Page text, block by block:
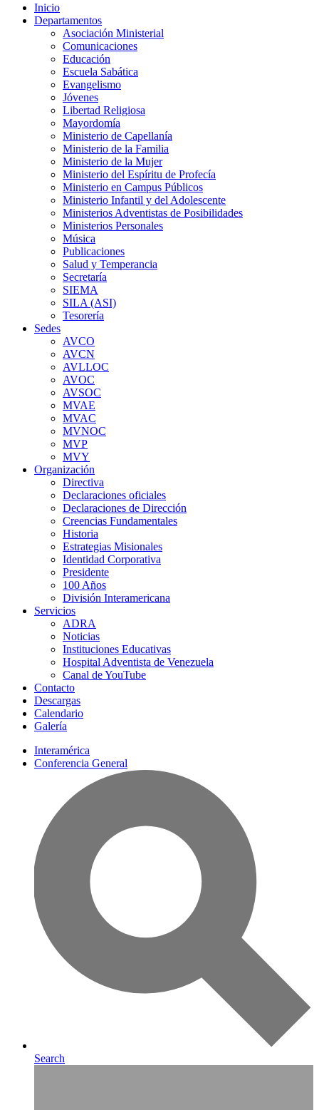
Inicio
Departamentos
Asociación Ministerial
Comunicaciones
Educación
Escuela Sabática
Evangelismo
Jóvenes
Libertad Religiosa
Mayordomía
Ministerio de Capellanía
Ministerio de la Familia
Ministerio de la Mujer
Ministerio del Espíritu de Profecía
Ministerio en Campus Públicos
Ministerio Infantil y del Adolescente
Ministerios Adventistas de Posibilidades
Ministerios Personales
Música
Publicaciones
Salud y Temperancia
Secretaría
SIEMA
SILA (ASI)
Tesorería
Sedes
AVCO
AVCN
AVLLOC
AVOC
AVSOC
MVAE
MVAC
MVNOC
MVP
MVY
Organización
Directiva
Declaraciones oficiales
Declaraciones de Dirección
Creencias Fundamentales
Historia
Estrategias Misionales
Identidad Corporativa
Presidente
100 Años
División Interamericana
Servicios
ADRA
Noticias
Instituciones Educativas
Hospital Adventista de Venezuela
Canal de YouTube
Contacto
Descargas
Calendario
Galería
Interamérica
Conferencia General
Search